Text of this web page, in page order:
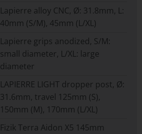
Lapierre alloy CNC, Ø: 31.8mm, L:
40mm (S/M), 45mm (L/XL)
Lapierre grips anodized, S/M:
small diameter, L/XL: large
diameter
LAPIERRE LIGHT dropper post, Ø:
31.6mm, travel 125mm (S),
150mm (M), 170mm (L/XL)
Fizik Terra Aidon X5 145mm